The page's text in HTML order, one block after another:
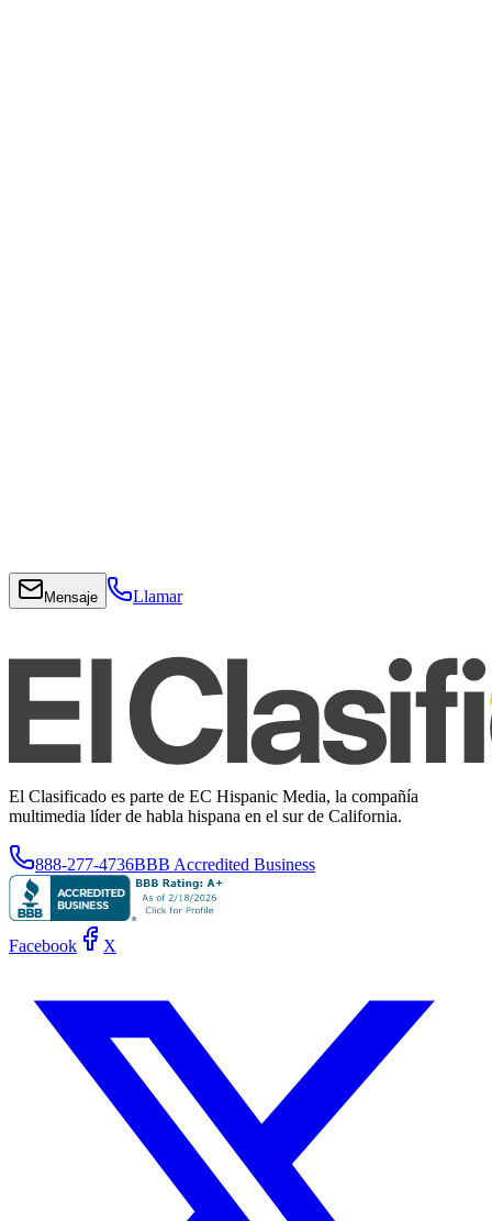
Mensaje Llamar
El Clasificado es parte de EC Hispanic Media, la compañía
multimedia líder de habla hispana en el sur de California.
888-277-4736BBB Accredited Business
Facebook X